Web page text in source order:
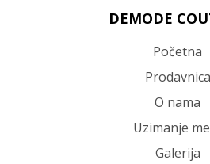
DEMODE
Početna
Prodavnica
O nama
Uzimanje
Galerija